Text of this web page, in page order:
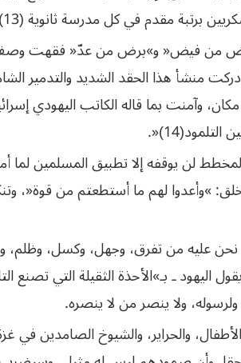
برتبةمقدمفيكلمدرسةثانوية(
13
»غيض من فيض« و»برض من عدّ« فقهت
منشأ هذا الحقد الشديد والتدمير
وآمنت بما قاله الكاتب اليهودي
التلمود(
14
)«.
لن يوقفه إلا تطبيق المسلمين لما
»وأعدوا لهم ما أستطعتم من قوة«،
نحن عليه من تفرق، وجهل، وكسل، وظلم،
ـ بـ»الأحذة الثقيلة التي تصنع
ولا ينصر من لا ينصره.
والحراير، والشيوخ الصامدين في